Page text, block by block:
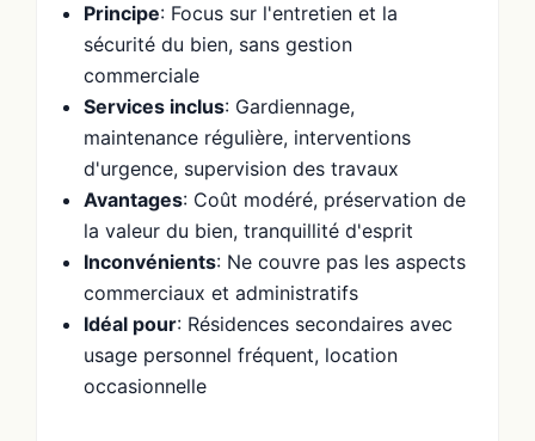
Principe: Focus sur l'entretien et la
sécurité du bien, sans gestion
commerciale
Services inclus: Gardiennage,
maintenance régulière, interventions
d'urgence, supervision des travaux
Avantages: Coût modéré, préservation de
la valeur du bien, tranquillité d'esprit
Inconvénients: Ne couvre pas les aspects
commerciaux et administratifs
Idéal pour: Résidences secondaires avec
usage personnel fréquent, location
occasionnelle